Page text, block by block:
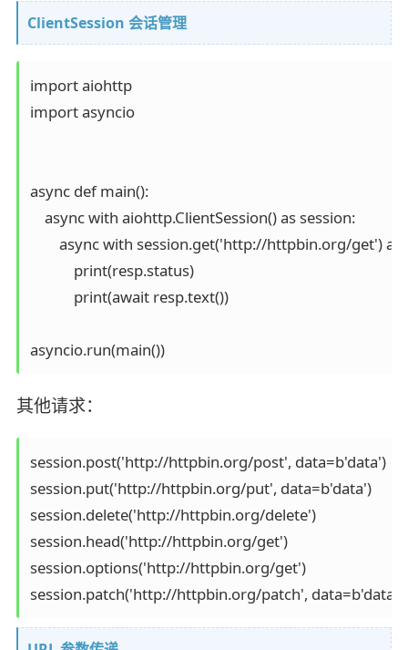
ClientSession 会话管理
import aiohttp
import asyncio
async def main():
    async with aiohttp.ClientSession() as session:
async with session.get('http://httpbin.org/get') as
            print(resp.status)
            print(await resp.text())
asyncio.run(main())
其他请求：
session.post('http://httpbin.org/post', data=b'data')
session.put('http://httpbin.org/put', data=b'data')
session.delete('http://httpbin.org/delete')
session.head('http://httpbin.org/get')
session.options('http://httpbin.org/get')
session.patch('http://httpbin.org/patch', data=b'data')